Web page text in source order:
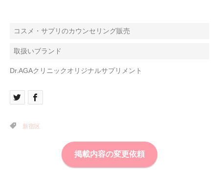
コスメ・サプリのカウンセリング販売
取扱いブランド
Dr.AGAクリニックオリジナルサプリメント
新宿区
掲載内容の変更依頼